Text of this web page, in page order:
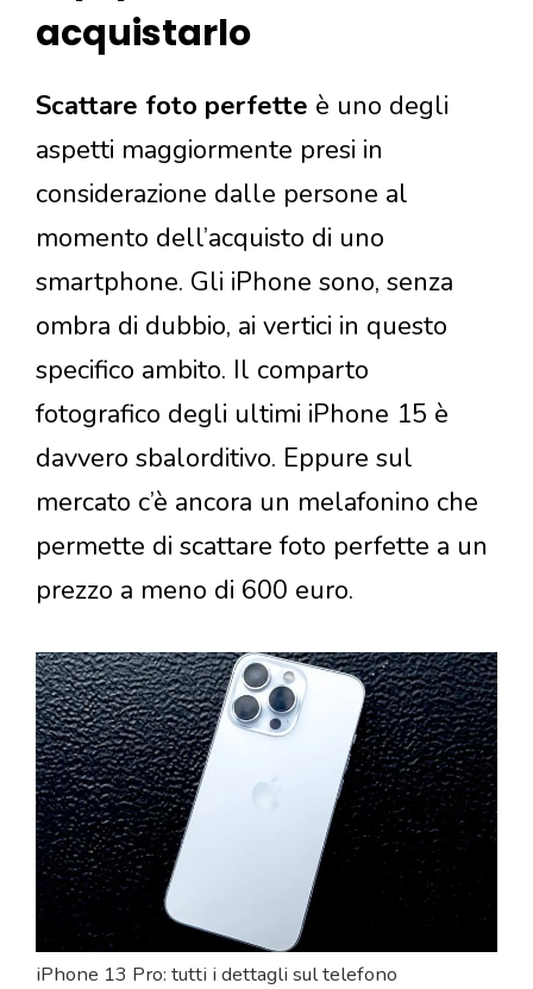
acquistarlo
Scattare foto perfette è uno degli
aspetti maggiormente presi in
considerazione dalle persone al
momento dell’acquisto di uno
smartphone. Gli iPhone sono, senza
ombra di dubbio, ai vertici in questo
specifico ambito. Il comparto
fotografico degli ultimi iPhone 15 è
davvero sbalorditivo. Eppure sul
mercato c’è ancora un melafonino che
permette di scattare foto perfette a un
prezzo a meno di 600 euro.
iPhone 13 Pro: tutti i dettagli sul telefono